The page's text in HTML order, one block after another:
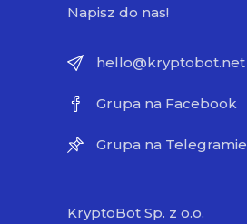
Napisz do nas!
hello@kryptobot.net
Grupa na Facebook
Grupa na Telegramie
KryptoBot Sp. z o.o.